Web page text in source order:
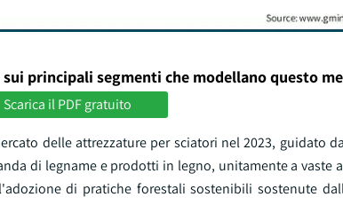
principali segmenti che modellano questo
Scarica il PDF gratuito
delle attrezzature per sciatori nel 2023, guidato
di legname e prodotti in legno, unitamente a vaste
di pratiche forestali sostenibili sostenute